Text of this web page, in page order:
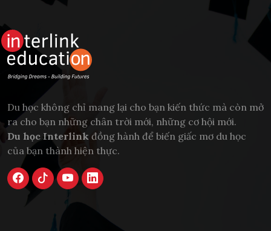
Du học không chỉ mang lại cho bạn kiến thức mà còn mở
ra cho bạn những chân trời mới, những cơ hội mới.
Du học Interlink đồng hành để biến giấc mơ du học
của bạn thành hiện thực.